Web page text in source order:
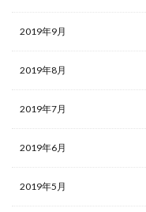
2019年9月
2019年8月
2019年7月
2019年6月
2019年5月